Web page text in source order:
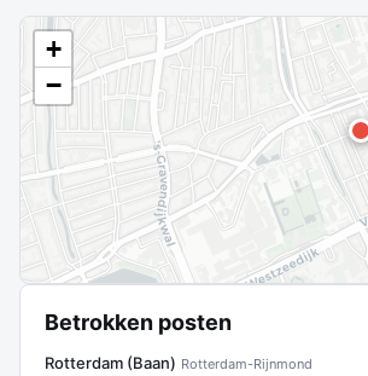
+
−
Betrokken posten
Rotterdam (Baan) Rotterdam-Rijnmond